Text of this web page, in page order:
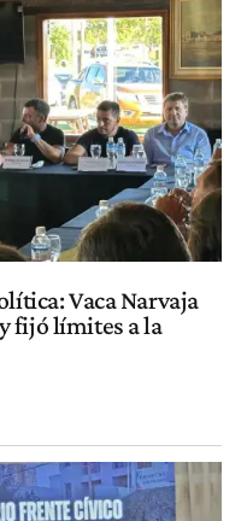
Vaca Narvaja
fijó límites a la